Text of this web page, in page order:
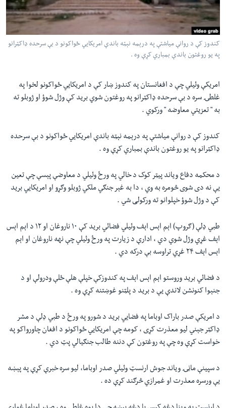
دلته
مخکې
مرکزي
لټون
واوړئ
اداریه
Learning English
ژبې
کندوز کې د روانې مياشتې په درېمه نېټه باندې امريکايي ځواکونو د بې سرحده ډاکټرانو
په يو روغتون باندې بمباري کړې وه .
امريکې وئيلي چې د افغانستان په کندوز ښار کې د امريکايي ځواکونو لخوا په
غلطۍ سره د بې سرحده ډاکټرانو په روغتون شوي بريد کې وژل شوؤ او ژوبلو ته
به " تعزيتي معاوضه " ورکوي .
کندوز کې د روانې مياشتې په درېمه نېټه باندې امريکايي ځواکونو د بې سرحده
ډاکټرانو په يو روغتون باندې بمباري کړې وه .
د محکمه دفاع وياند پيټر کوک د خالي په ورځ وئيلي د معاوضې پېسې چې تعين
يې نه دی شوی څومره به وي ، دا به غېر جنګي ملکي ژوبلو وګړو او امريکايي بريد
کې د وژل شوؤ خپلوانو ته ورکولی شي .
طبي ډلې (ګروپ) اېم اېس اېف وئيلي فضائي بريد کې ۱۰ ناروغان او ۱۲ د اېم اېس
اېف غړي وژل شوي دي ، ادارې د زيارت په ورځ وئيلي چې نهه ناروغان او اېم
اېس اېف ۲۴ غړي تراوسه بې درکه دي .
د فضائي بريد وروستو اېم اېس اېف په کندوزکې خپلې هلې ځلې ودرولې او د
جنېوا کنونشن لاندې يې د بريد د پلټنو غوښتنه کړې وه .
د امريکې صدر باراک اوباما په فضايي بريد د شورو په ورځ د طبي ډلې د مشر
ډاکټر جېني ليو معذرت کړی ، کومه چې امريکايي ځواکونو د افغان چاورواکو په
خواست کړې وه چې په روغتون کې دننه طالب جنګيالي پټ دي .
د سپينې ماڼۍ وياند جوش ارنسټ وئيلي صدر اوباما، ليو سره خبرې کړې په پېښه
يې ورسره معذرت او غمرازي څرګند کړې ده .